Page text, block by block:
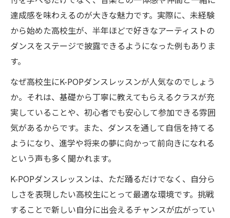
達成感を味わえるのが大きな魅力です。実際に、未経験
から始めた高校生が、半年ほどで好きなアーティストの
ダンスをステージで披露できるようになった例もありま
す。
なぜ高校生にK-POPダンスレッスンが人気なのでしょう
か。それは、基礎から丁寧に教えてもらえるクラスが充
実していることや、初心者でも安心して参加できる雰囲
気があるからです。また、ダンスを通して自信を持てる
ようになり、進学や将来の夢に向かって前向きになれる
という声も多く聞かれます。
K-POPダンスレッスンは、ただ踊るだけでなく、自分ら
しさを表現したい高校生にとって最適な環境です。挑戦
することで新しい自分に出会えるチャンスが広がってい